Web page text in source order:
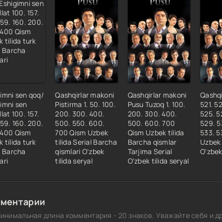
Qism
Qism
Qism
Qism
Qism
Qism
Qism
Qism
Qism
Qism
Qism
Qism
sen qoq/
sen
100. 157.
160. 200.
Qism
tilida turk
Barcha
Qashqirlar makoni
Pistirma 1. 50. 100.
200. 300. 400.
500. 550. 600.
700 Qism Uzbek
tilida Serial Barcha
qismlari O'zbek
tilida seryal
Qashqirlar makoni
Pusu Tuzoq 1. 100.
200. 300. 400.
500. 600. 700
Qism Uzbek tilida
Barcha qismlar
Tarjima Serial
O'zbek tilida seryal
521.
525.
529.
533.
длина комментария - 20 знаков. Уважайте себя и